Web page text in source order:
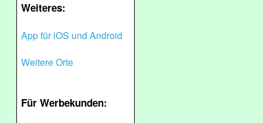
Weiteres:
App für iOS und Android
Weitere Orte
Für Werbekunden: